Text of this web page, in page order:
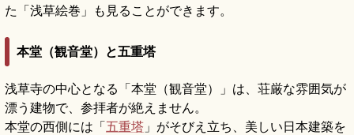
た「浅草絵巻」も見ることができます。
本堂（観音堂）と五重塔
浅草寺の中心となる「本堂（観音堂）」は、荘厳な雰囲気が
漂う建物で、参拝者が絶えません。
本堂の西側には「五重塔 」がそびえ立ち、美しい日本建築を